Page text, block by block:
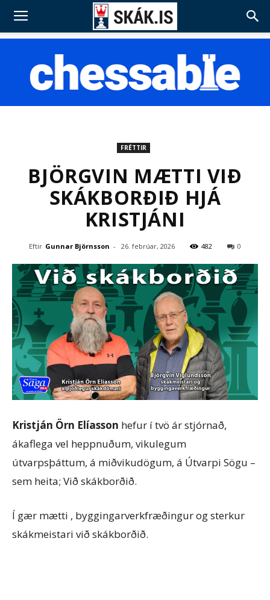
FRÉTTIR
BJÖRGVIN MÆTTI VIÐ
SKÁKBORÐIÐ HJÁ
KRISTJÁNI
Eftir Gunnar Björnsson - 26. febrúar, 2026 482 0
Kristján Örn Elíasson hefur í tvö ár stjórnað,
ákaflega vel heppnuðum, vikulegum
útvarpsþáttum, á miðvikudögum, á Útvarpi Sögu –
sem heita; Við skákborðið.
Í gær mætti , byggingarverkfræðingur og sterkur
skákmeistari við skákborðið.